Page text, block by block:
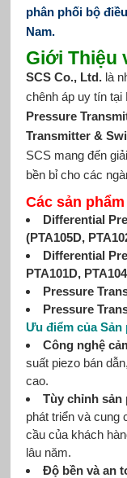
phân phối bộ
Nam.
Giới Thiệu
SCS Co., Ltd.là
chênh áp uy tín
Pressure
Transmitter &
SCS mang đến
bền bỉ cho các
Các sản
Differential
(PTA105D,
Differential
PTA101D,
Pressure
Pressure
Ưu điểm của
Công nghệ
suất piezo bán
cao.
Tùy chỉnh sản
phát triển và cung
cầu của khách
lâu năm.
Độ bền và an